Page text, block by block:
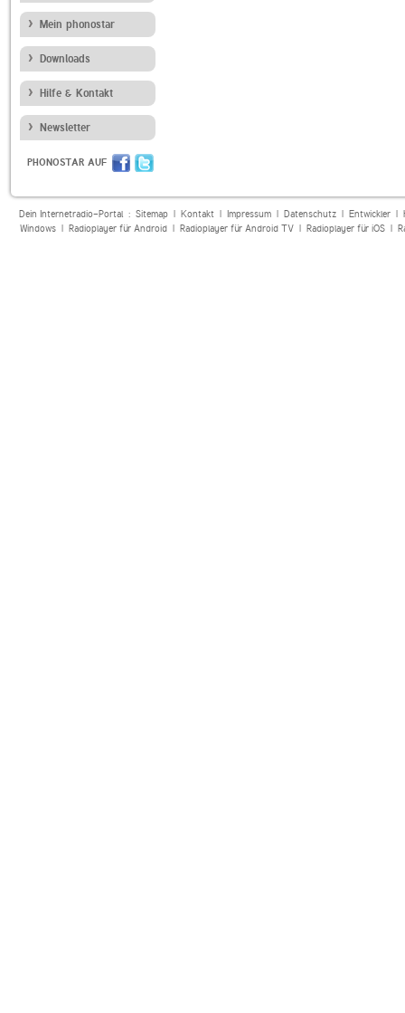
Mein phonostar
Downloads
Hilfe & Kontakt
Newsletter
PHONOSTAR AUF
Dein Internetradio-Portal : Sitemap| Kontakt| Impressum| Datenschutz| Entwickler|
Windows| Radioplayer für Android| Radioplayer für Android TV| Radioplayer für iOS|